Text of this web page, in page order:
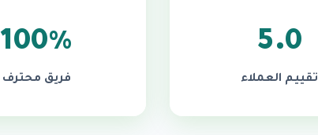
5.0
تقييم العملاء
100%
فريق محترف